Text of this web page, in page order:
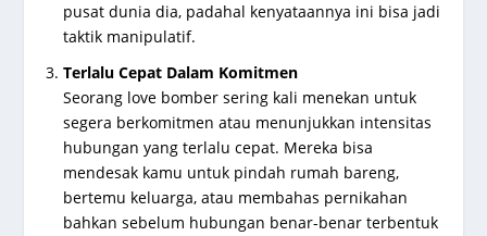
pusat dunia dia, padahal kenyataannya ini bisa jadi
taktik manipulatif.
Terlalu Cepat Dalam Komitmen
Seorang love bomber sering kali menekan untuk
segera berkomitmen atau menunjukkan intensitas
hubungan yang terlalu cepat. Mereka bisa
mendesak kamu untuk pindah rumah bareng,
bertemu keluarga, atau membahas pernikahan
bahkan sebelum hubungan benar-benar terbentuk